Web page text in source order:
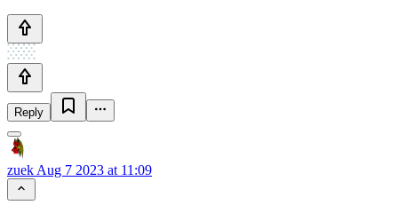
Reply
zuek Aug 7 2023 at 11:09